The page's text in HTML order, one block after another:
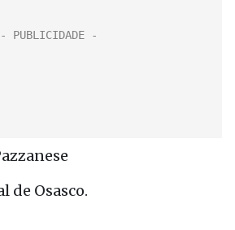
de Osasco.